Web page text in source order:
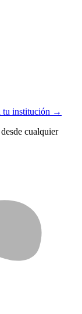
tu institución →
cualquier